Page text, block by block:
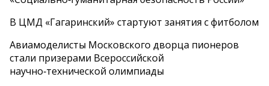
В ЦМД «Гагаринский» стартуют занятия с фитболом
Авиамоделисты Московского дворца пионеров
стали призерами Всероссийской
научно‑технической олимпиады